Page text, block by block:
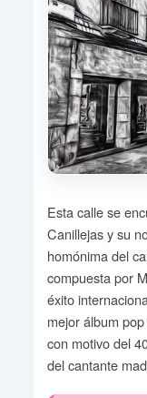
Esta calle se
Canillejas y su
homónima del
compuesta por
éxito
mejor álbum
con motivo del
del cantante